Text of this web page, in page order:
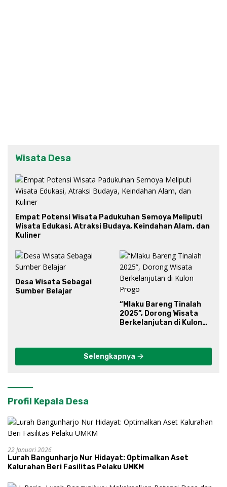
Wisata Desa
Empat Potensi Wisata Padukuhan Semoya Meliputi
Wisata Edukasi, Atraksi Budaya, Keindahan Alam, dan
Kuliner
Desa Wisata Sebagai
Sumber Belajar
“Mlaku Bareng Tinalah
2025”, Dorong Wisata
Berkelanjutan di Kulon
Selengkapnya
Profil Kepala Desa
22 Januari 2026
Lurah Bangunharjo Nur Hidayat: Optimalkan Aset
Kalurahan Beri Fasilitas Pelaku UMKM